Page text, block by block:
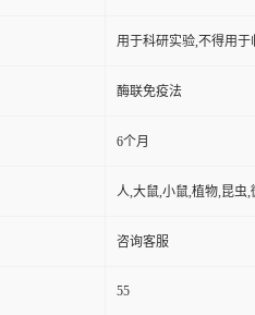
用于科研实验,不得用于
酶联免疫法
6个月
人,大鼠,小鼠,植物,昆虫,
咨询客服
55